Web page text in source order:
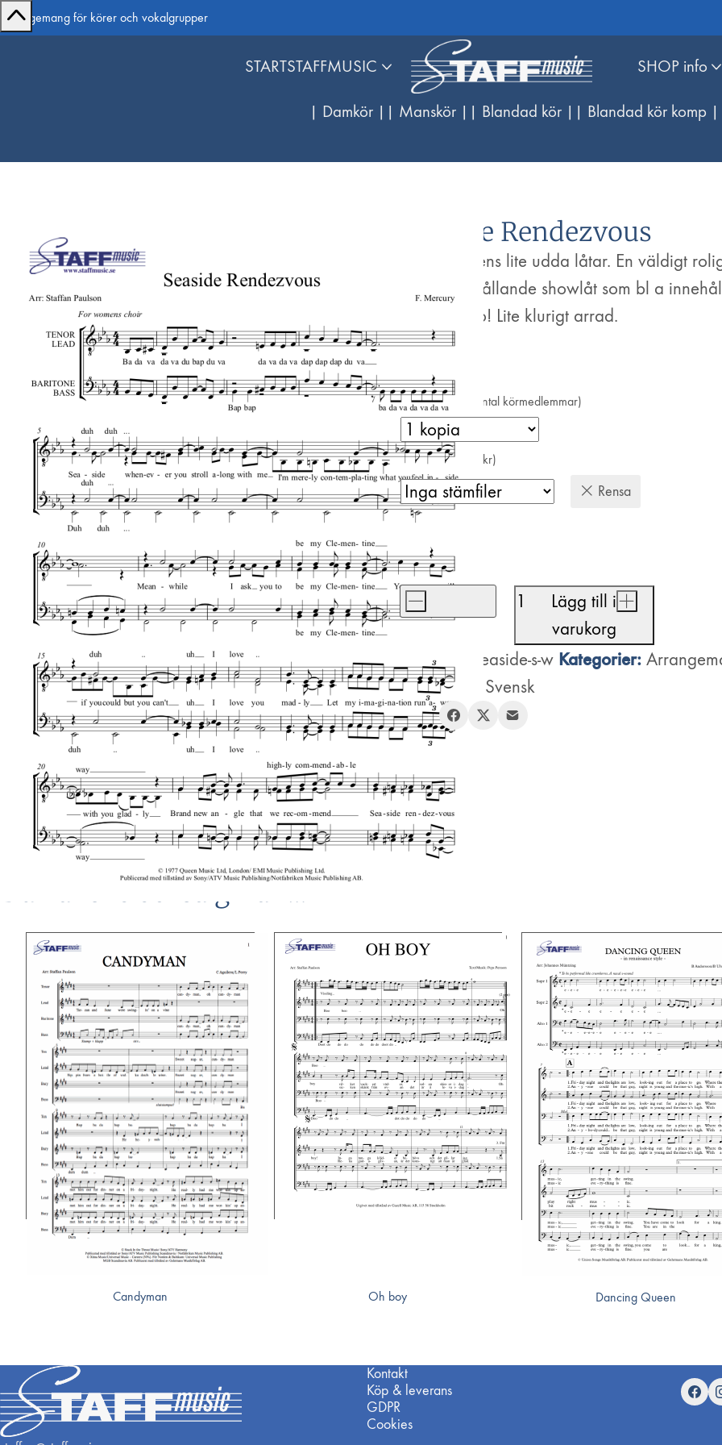
Arrangemang för körer och vokalgrupper
STARTSTAFFMUSIC SHOP info
| Damkör | | Manskör | | Blandad kör | | Blandad kör komp |
Seaside Rendezvous
En av Queens lite udda låtar. En väldigt
och underhållande showlåt som bl a
kazzoo-solo! Lite klurigt arrad.
Antal kopior (=antal körmedlemmar)
Stämfiler (+200 kr)
Rensa
410kr
Seaside
mängd
- +
Lägg till i
varukorg
Artikelnr: seaside-s-w Kategorier:
för kvinnor
Svensk
Dela:
Du kanske också gillar …
Candyman Oh boy Dancing Queen
Kontakt
Köp & leverans
GDPR
Cookies